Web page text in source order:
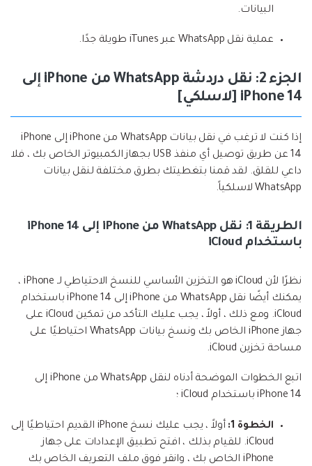
البيانات.
عملية نقل WhatsApp عبر iTunes طويلة جدًا.
الجزء 2: نقل دردشة WhatsApp من iPhone إلى
iPhone 14 [لاسلكي]
إذا كنت لا ترغب في نقل بيانات WhatsApp من iPhone إلى iPhone
14 عن طريق توصيل أي منفذ USB بجهاز الكمبيوتر الخاص بك ، فلا
داعي للقلق. لقد قمنا بتغطيتك بطرق مختلفة لنقل بيانات
WhatsApp لاسلكياً.
الطريقة 1: نقل WhatsApp من iPhone إلى iPhone 14
باستخدام iCloud
نظرًا لأن iCloud هو التخزين الأساسي للنسخ الاحتياطي لـ iPhone ،
يمكنك أيضًا نقل WhatsApp من iPhone إلى iPhone 14 باستخدام
iCloud. ومع ذلك ، أولاً ، يجب عليك التأكد من تمكين iCloud على
جهاز iPhone الخاص بك ونسخ بيانات WhatsApp احتياطيًا على
مساحة تخزين iCloud.
اتبع الخطوات الموضحة أدناه لنقل WhatsApp من iPhone إلى
iPhone 14 باستخدام iCloud ؛
الخطوة 1:
أولاً ، يجب عليك نسخ iPhone القديم احتياطيًا إلى
iCloud. للقيام بذلك ، افتح تطبيق الإعدادات على جهاز
iPhone الخاص بك ، وانقر فوق ملف التعريف الخاص بك